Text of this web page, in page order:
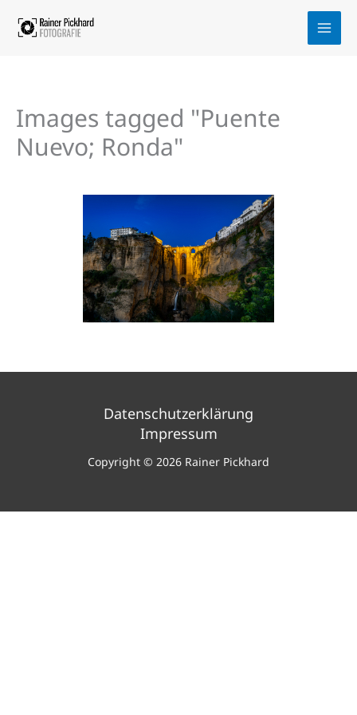
Inhalt
Images tagged "Puente
Nuevo; Ronda"
Datenschutzerklärung
Impressum
Copyright © 2026 Rainer Pickhard